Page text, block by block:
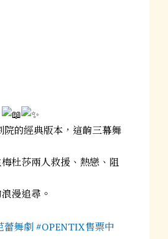
的經典版本，這齣三幕舞
杜莎兩人救援、熱戀、阻
漫追尋。
蕾舞劇#OPENTIX售票中